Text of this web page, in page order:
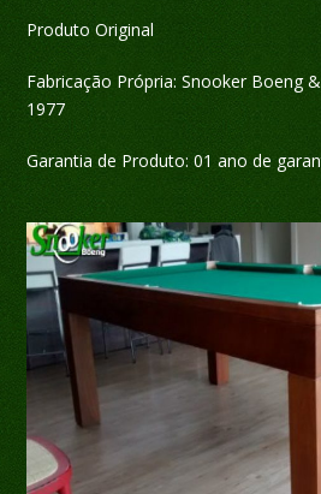
Produto Original
Fabricação Própria: Snooker Boeng
1977
Garantia de Produto: 01 ano de